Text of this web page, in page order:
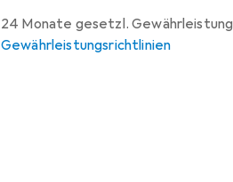
24 Monate gesetzl. Gewährleistung
Gewährleistungsrichtlinien